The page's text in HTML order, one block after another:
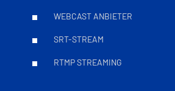
WEBCAST ANBIETER
SRT-STREAM
RTMP STREAMING